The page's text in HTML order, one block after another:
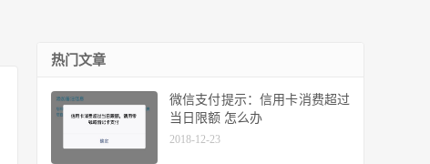
热门文章
微信支付提示：信用卡消费超过
当日限额 怎么办
2018-12-23